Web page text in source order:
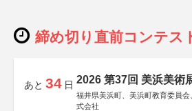
締め切り直前コンテス
あと 34 日 2026 第37回 美浜美術
福井県美浜町、美浜町教育委員
式会社